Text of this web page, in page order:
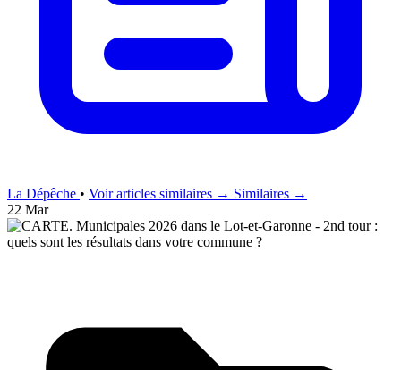
La Dépêche • Voir articles similaires → Similaires →
22 Mar